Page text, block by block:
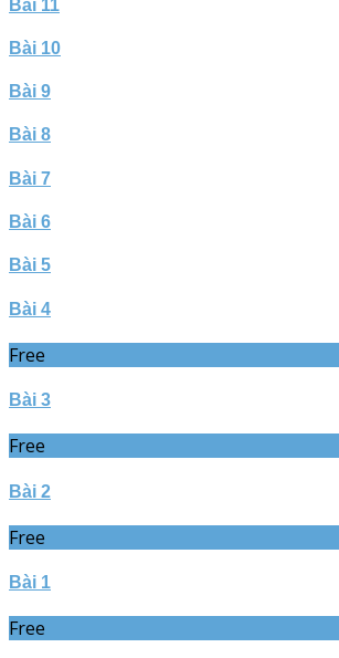
Bài 11
Bài 10
Bài 9
Bài 8
Bài 7
Bài 6
Bài 5
Bài 4
Free
Bài 3
Free
Bài 2
Free
Bài 1
Free